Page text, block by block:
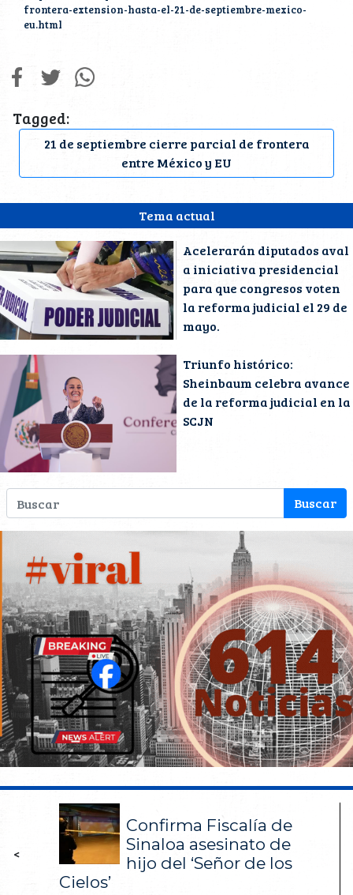
Tema actual
Acelerarán diputados aval
a iniciativa presidencial
para que congresos voten
la reforma judicial el 29 de
mayo.
Triunfo histórico:
Sheinbaum celebra avance
de la reforma judicial en la
SCJN
frontera-extension-hasta-el-21-de-septiembre-mexico-
eu.html
Tagged:
21 de septiembre cierre parcial de frontera
entre México y EU
<
Confirma Fiscalía de
Sinaloa asesinato de
hijo del ‘Señor de los
Cielos’